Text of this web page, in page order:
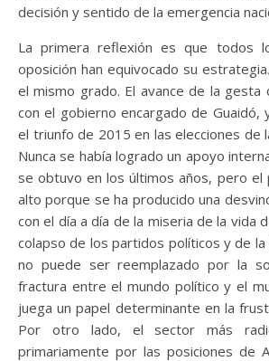
decisión y sentido de la emergencia
La primera reflexión es que todos
oposición han equivocado su
el mismo grado. El avance de la gesta
con el gobierno encargado de Guaidó,
el triunfo de 2015 en las elecciones de
Nunca se había logrado un apoyo
se obtuvo en los últimos años, pero el
alto porque se ha producido una
con el día a día de la miseria de la vida
colapso de los partidos políticos y de la
no puede ser reemplazado por la
fractura entre el mundo político y el
juega un papel determinante en la
Por otro lado, el sector más
primariamente por las posiciones de